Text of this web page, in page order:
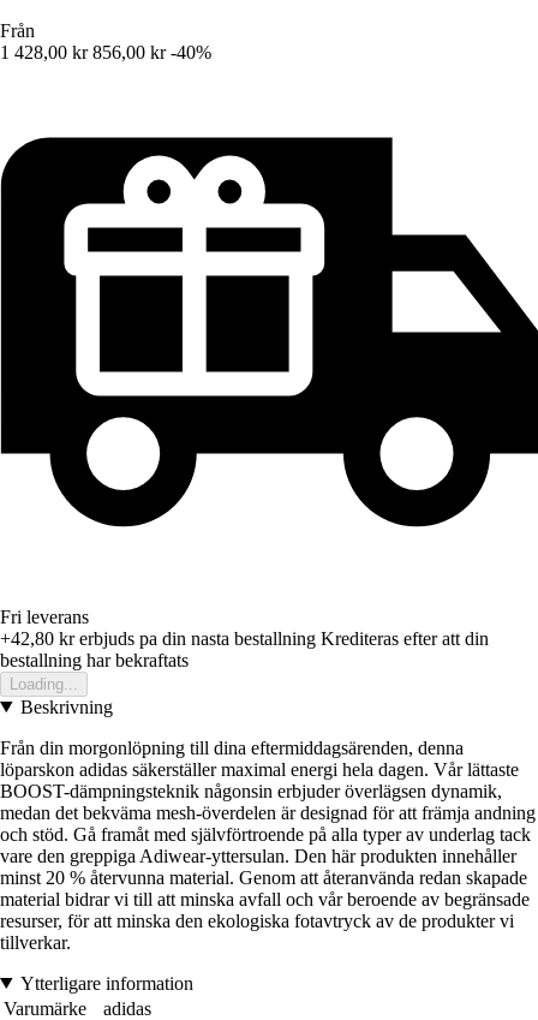
Från
1 428,00 kr 856,00 kr -40%
Fri leverans
+42,80 krerbjuds pa din nasta bestallning Krediteras efter att din
bestallning har bekraftats
Loading...
Beskrivning
Från din morgonlöpning till dina eftermiddagsärenden, denna
löparskon adidas säkerställer maximal energi hela dagen. Vår lättaste
BOOST-dämpningsteknik någonsin erbjuder överlägsen dynamik,
medan det bekväma mesh-överdelen är designad för att främja andning
och stöd. Gå framåt med självförtroende på alla typer av underlag tack
vare den greppiga Adiwear-yttersulan. Den här produkten innehåller
minst 20 % återvunna material. Genom att återanvända redan skapade
material bidrar vi till att minska avfall och vår beroende av begränsade
resurser, för att minska den ekologiska fotavtryck av de produkter vi
tillverkar.
Ytterligare information
Varumärke
adidas